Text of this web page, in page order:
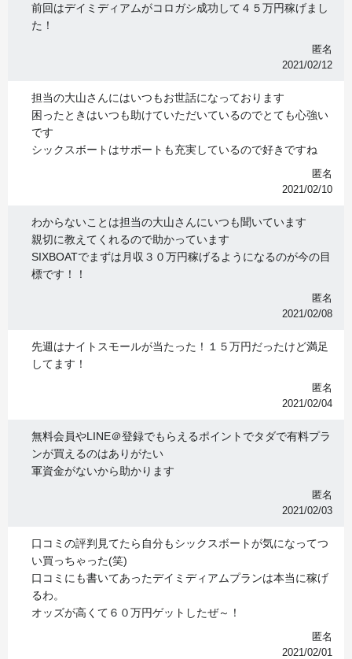
前回はデイミディアムがコロガシ成功して４５万円稼げまし
た！
匿名
2021/02/12
担当の大山さんにはいつもお世話になっております
困ったときはいつも助けていただいているのでとても心強い
です
シックスボートはサポートも充実しているので好きですね
匿名
2021/02/10
わからないことは担当の大山さんにいつも聞いています
親切に教えてくれるので助かっています
SIXBOATでまずは月収３０万円稼げるようになるのが今の目
標です！！
匿名
2021/02/08
先週はナイトスモールが当たった！１５万円だったけど満足
してます！
匿名
2021/02/04
無料会員やLINE＠登録でもらえるポイントでタダで有料プラ
ンが買えるのはありがたい
軍資金がないから助かります
匿名
2021/02/03
口コミの評判見てたら自分もシックスボートが気になってつ
い買っちゃった(笑)
口コミにも書いてあったデイミディアムプランは本当に稼げ
るわ。
オッズが高くて６０万円ゲットしたぜ～！
匿名
2021/02/01